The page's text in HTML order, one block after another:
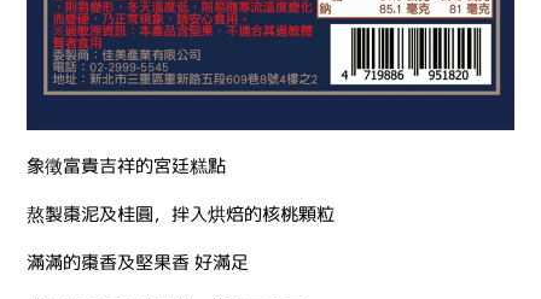
象徵富貴吉祥的宮廷糕點
熬製棗泥及桂圓，拌入烘焙的核桃顆粒
滿滿的棗香及堅果香 好滿足